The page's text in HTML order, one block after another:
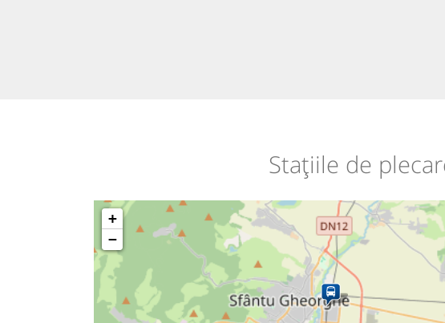
Stațiile de
+
−